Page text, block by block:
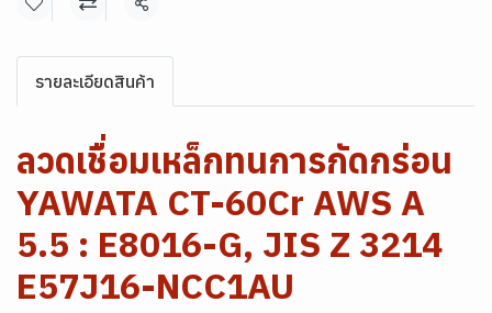
แชร์
รายละเอียดสินค้า
ลวดเชื่อมเหล็กทนการกัดกร่อน
YAWATA CT-60Cr AWS A
5.5 : E8016-G, JIS Z 3214
E57J16-NCC1AU